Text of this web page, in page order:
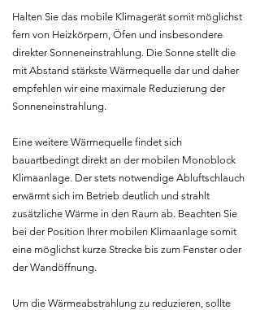
Halten Sie das mobile Klimagerät somit möglichst
fern von Heizkörpern, Öfen und insbesondere
direkter Sonneneinstrahlung. Die Sonne stellt die
mit Abstand stärkste Wärmequelle dar und daher
empfehlen wir eine maximale Reduzierung der
Sonneneinstrahlung.
Eine weitere Wärmequelle findet sich
bauartbedingt direkt an der mobilen Monoblock
Klimaanlage. Der stets notwendige Abluftschlauch
erwärmt sich im Betrieb deutlich und strahlt
zusätzliche Wärme in den Raum ab. Beachten Sie
bei der Position Ihrer mobilen Klimaanlage somit
eine möglichst kurze Strecke bis zum Fenster oder
der Wandöffnung.
Um die Wärmeabstrahlung zu reduzieren, sollte